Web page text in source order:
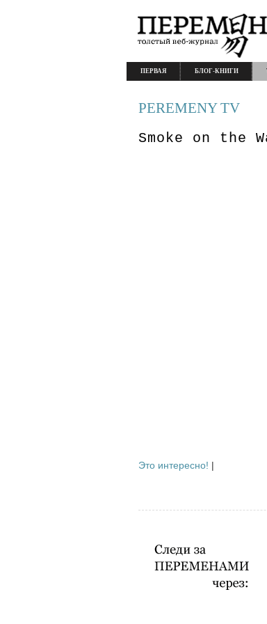
ПЕРВАЯ БЛОГ-КНИГИ
PEREMENY TV
Smoke on the
Это интересно! |